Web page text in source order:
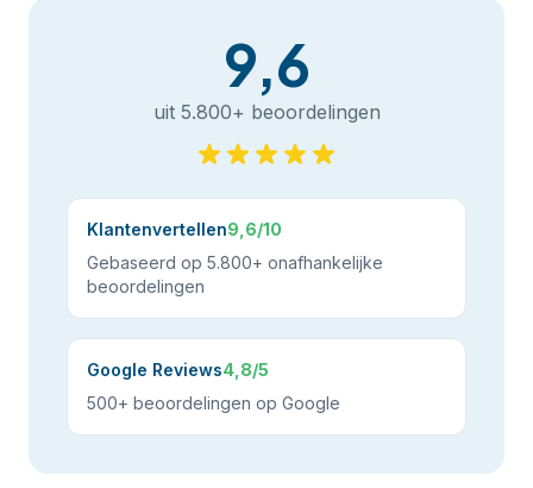
9,6
uit 5.800+ beoordelingen
Klantenvertellen9,6/10
Gebaseerd op 5.800+ onafhankelijke
beoordelingen
Google Reviews4,8/5
500+ beoordelingen op Google